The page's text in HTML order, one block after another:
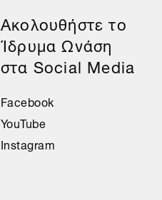
Aκολουθήστε το
Ίδρυμα Ωνάση
στα Social Media
Facebook
YouTube
Instagram